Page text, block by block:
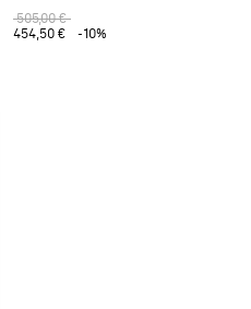
505,00 €
454,50 €
-10%